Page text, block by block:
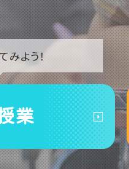
みよう！
業